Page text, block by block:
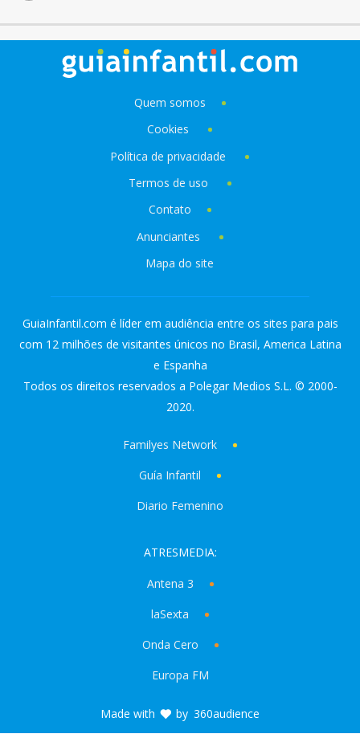
Quem somos
Cookies
Política de privacidade
Termos de uso
Contato
Anunciantes
Mapa do site
GuiaInfantil.com é líder em audiência entre os sites para pais
com 12 milhões de visitantes únicos no Brasil, America Latina
e Espanha
Todos os direitos reservados a Polegar Medios S.L. © 2000-
2020.
Familyes Network
Guía Infantil
Diario Femenino
ATRESMEDIA:
Antena 3
laSexta
Onda Cero
Europa FM
Made with by 360audience